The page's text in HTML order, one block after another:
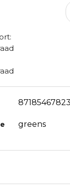
greens